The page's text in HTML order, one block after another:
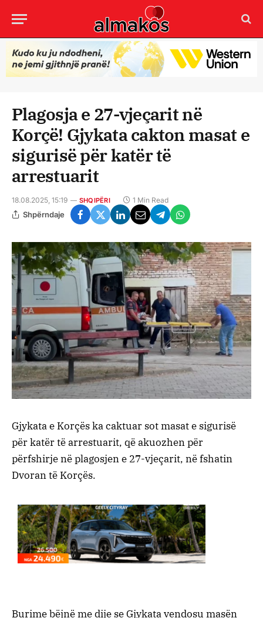
Plagosja e 27-vjeçarit në
Korçë! Gjykata cakton masat e
sigurisë për katër të
arrestuarit
18.08.2025, 15:19 SHQIPËRI 1 Min Read
Shpërndaje
Gjykata e Korçës ka caktuar sot masat e sigurisë
për katër të arrestuarit, që akuozhen për
përfshirje në plagosjen e 27-vjeçarit, në fshatin
Dvoran të Korçës.
Burime bëjnë me dije se Gjykata vendosu masën